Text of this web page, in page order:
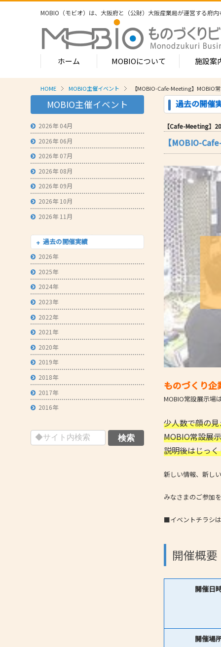
MOBIO（モビオ）は、大阪府と（公財）大阪産業局が運営する府内
ホーム MOBIOについて
MOBIOのサービス
- ワンストップサービス
- 常設展示場
- MOBIOインキュベート支援
- 取引適正化講習会
- 産学連携の支援
- 産学連携の相談・対応事例
- 知的財産に関する支援
- 技術者育成の支援
- メールマガジン
- ものづくり取引あっせん
- ものづくりB2Bネットワーク
- MOBIOイノベーションセンター
施設案
- フロア
1-2階（
常設展示
3階
4階（イ
- フロア
1階
2階
産学連
3階
HOME MOBIO主催イベント 【MOBIO-Cafe-Meeting】MOBIO
MOBIO主催イベント
2026年 04月
2026年 06月
2026年 07月
2026年 08月
2026年 09月
2026年 10月
2026年 11月
過去の開催実績
2026年
2025年
2024年
2023年
2022年
2021年
2020年
2019年
2018年
2017年
2016年
過去の開催
【Cafe-Meeting】
【MOBIO-
ものづくり
MOBIO常設展示場
少人数で顔の
MOBIO常設展
説明後はじっ
新しい情報、新し
みなさまのご参加
■イベントチラシ
開催概要
開催日
開催場